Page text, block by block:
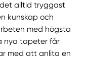
alltid tryggast
kunskap och
med högsta
nya tapeter får
med att anlita en